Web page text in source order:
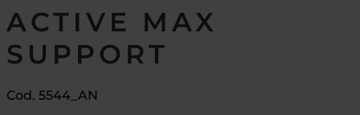
ACTIVE MAX
SUPPORT
Cod. 5544_AN